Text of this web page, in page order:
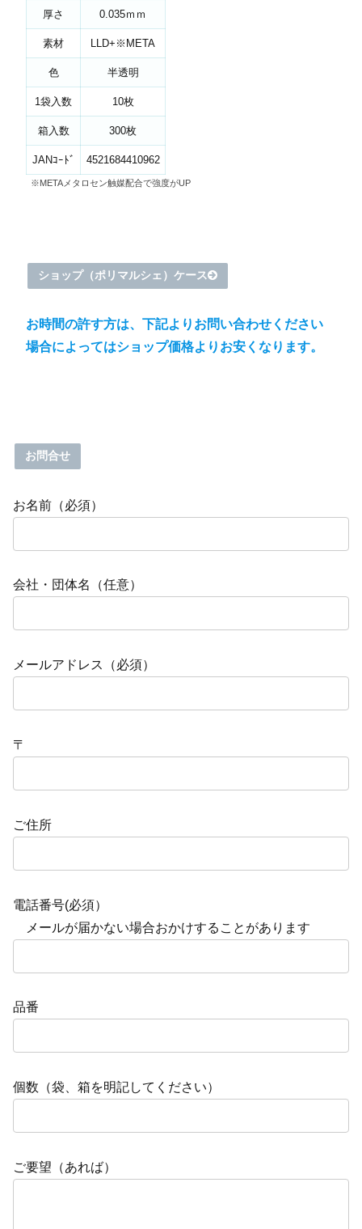
厚さ 0.035ｍｍ
素材 LLD+※META
色 半透明
1袋入数 10枚
箱入数 300枚
JANｺｰﾄﾞ 4521684410962
※METAメタロセン触媒配合で強度がUP
ショップ（ポリマルシェ）ケース
お時間の許す方は、下記よりお問い合わせください
場合によってはショップ価格よりお安くなります。
お問合せ
お名前（必須）
会社・団体名（任意）
メールアドレス（必須）
〒
ご住所
電話番号(必須）
メールが届かない場合おかけすることがあります
品番
個数（袋、箱を明記してください）
ご要望（あれば）